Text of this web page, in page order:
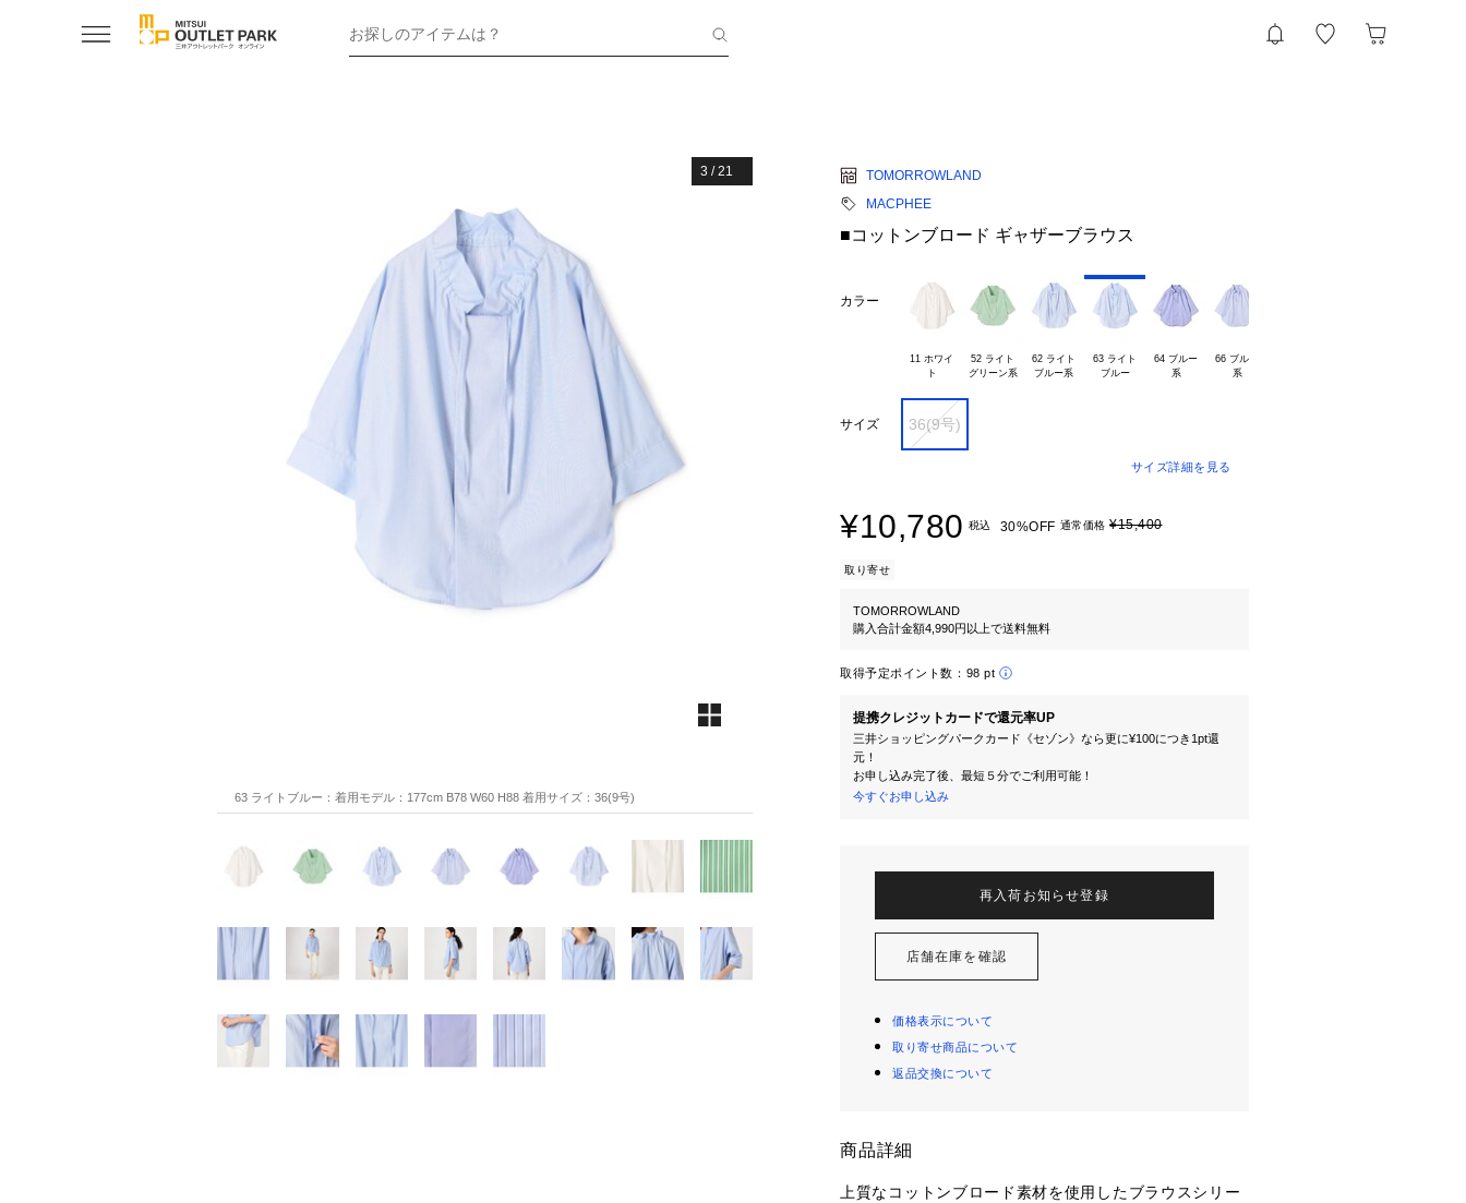
お探しのアイテムは？
3 /21
63 ライトブルー：着用モデル：177cm B78 W60 H88 着用サイズ：36(9号)
TOMORROWLAND
MACPHEE
■コットンブロード ギャザーブラウス
カラー
11 ホワイ
52 ライト
グリーン系
62 ライト
63 ライト
ブルー
64 ブルー
系
66 ブルー
系
サイズ 36(9号)
サイズ詳細を見る
¥10,780 税込 30%OFF 通常価格 ¥15,400
取り寄せ
TOMORROWLAND
購入合計金額4,990円以上で送料無料
取得予定ポイント数： 98 pt
提携クレジットカードで還元率UP
三井ショッピングパークカード《セゾン》なら更に¥100につき1pt還
元！
お申し込み完了後、最短５分でご利用可能！
今すぐお申し込み
再入荷お知らせ登録
店舗在庫を確認
価格表示について
取り寄せ商品について
返品交換について
商品詳細
上質なコットンブロード素材を使用したブラウスシリー